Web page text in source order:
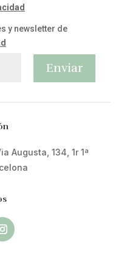
y newsletter de
Enviar
Augusta, 134, 1r 1ª